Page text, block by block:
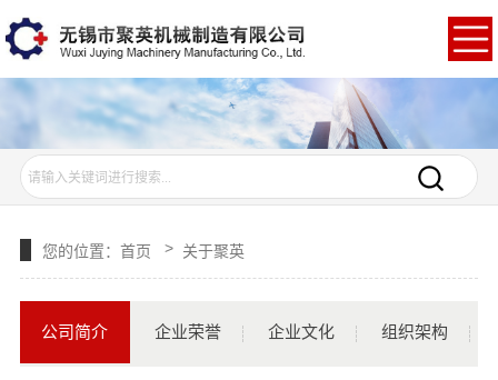
您的位置： 首页 > 关于聚英
公司简介 企业荣誉 企业文化 组织架构